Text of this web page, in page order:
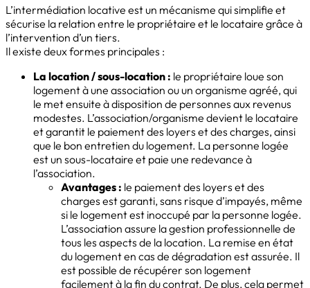
L’intermédiation locative est un mécanisme qui simplifie et
sécurise la relation entre le propriétaire et le locataire grâce à
l’intervention d’un tiers.
Il existe deux formes principales :
La location / sous-location : le propriétaire loue son
logement à une association ou un organisme agréé, qui
le met ensuite à disposition de personnes aux revenus
modestes. L’association/organisme devient le locataire
et garantit le paiement des loyers et des charges, ainsi
que le bon entretien du logement. La personne logée
est un sous-locataire et paie une redevance à
l’association.
Avantages : le paiement des loyers et des
charges est garanti, sans risque d’impayés, même
si le logement est inoccupé par la personne logée.
L’association assure la gestion professionnelle de
tous les aspects de la location. La remise en état
du logement en cas de dégradation est assurée. Il
est possible de récupérer son logement
facilement à la fin du contrat. De plus, cela permet